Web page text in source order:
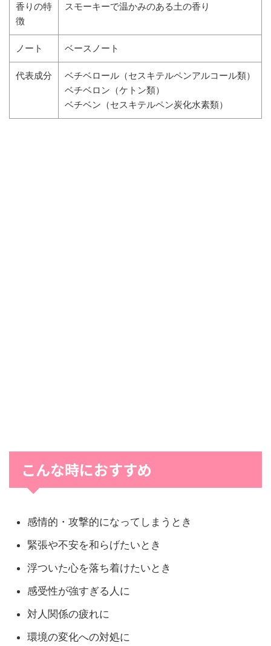
香りの特
徴
スモーキーで温かみのある土の香り
ノート ベースノート
代表成分
ベチベロール（セスキテルペンアルコール類）
ベチベロン（ケトン類）
ベチベン（セスキテルペン炭化水素類）
こんな時におすすめ
感情的・攻撃的になってしまうとき
緊張や不安を和らげたいとき
浮ついた心を落ち着けたいとき
感受性が強すぎる人に
対人関係の疲れに
環境の変化への対処に